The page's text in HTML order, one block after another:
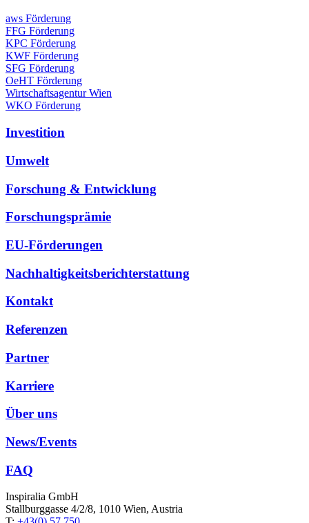
aws Förderung
FFG Förderung
KPC Förderung
KWF Förderung
SFG Förderung
OeHT Förderung
Wirtschaftsagentur Wien
WKO Förderung
Investition
Umwelt
Forschung & Entwicklung
Forschungsprämie
EU-Förderungen
Nachhaltigkeitsberichterstattung
Kontakt
Referenzen
Partner
Karriere
Über uns
News/Events
FAQ
Inspiralia GmbH
Stallburggasse 4/2/8, 1010 Wien, Austria